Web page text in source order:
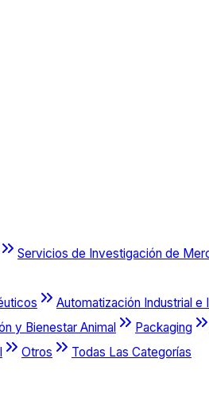
Servicios de Investigación de
Automatización Industrial e
y Bienestar Animal Packaging
Otros Todas Las Categorías